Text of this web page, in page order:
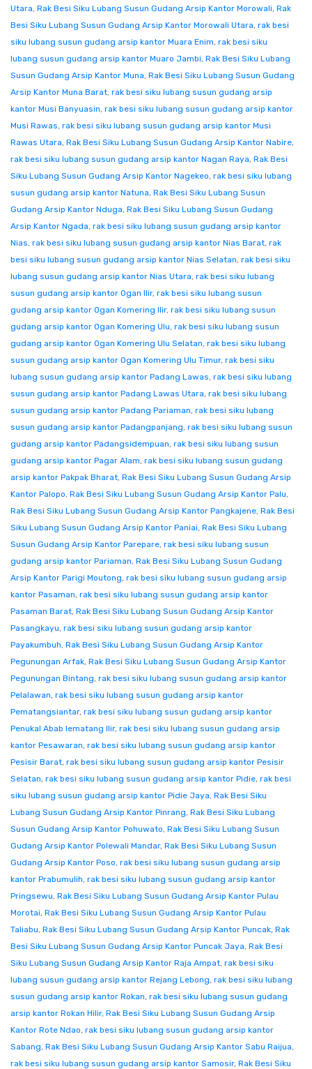
Utara, Rak Besi Siku Lubang Susun Gudang Arsip Kantor Morowali, Rak
Besi Siku Lubang Susun Gudang Arsip Kantor Morowali Utara, rak besi
siku lubang susun gudang arsip kantor Muara Enim, rak besi siku
lubang susun gudang arsip kantor Muaro Jambi, Rak Besi Siku Lubang
Susun Gudang Arsip Kantor Muna, Rak Besi Siku Lubang Susun Gudang
Arsip Kantor Muna Barat, rak besi siku lubang susun gudang arsip
kantor Musi Banyuasin, rak besi siku lubang susun gudang arsip kantor
Musi Rawas, rak besi siku lubang susun gudang arsip kantor Musi
Rawas Utara, Rak Besi Siku Lubang Susun Gudang Arsip Kantor Nabire,
rak besi siku lubang susun gudang arsip kantor Nagan Raya, Rak Besi
Siku Lubang Susun Gudang Arsip Kantor Nagekeo, rak besi siku lubang
susun gudang arsip kantor Natuna, Rak Besi Siku Lubang Susun
Gudang Arsip Kantor Nduga, Rak Besi Siku Lubang Susun Gudang
Arsip Kantor Ngada, rak besi siku lubang susun gudang arsip kantor
Nias, rak besi siku lubang susun gudang arsip kantor Nias Barat, rak
besi siku lubang susun gudang arsip kantor Nias Selatan, rak besi siku
lubang susun gudang arsip kantor Nias Utara, rak besi siku lubang
susun gudang arsip kantor Ogan Ilir, rak besi siku lubang susun
gudang arsip kantor Ogan Komering Ilir, rak besi siku lubang susun
gudang arsip kantor Ogan Komering Ulu, rak besi siku lubang susun
gudang arsip kantor Ogan Komering Ulu Selatan, rak besi siku lubang
susun gudang arsip kantor Ogan Komering Ulu Timur, rak besi siku
lubang susun gudang arsip kantor Padang Lawas, rak besi siku lubang
susun gudang arsip kantor Padang Lawas Utara, rak besi siku lubang
susun gudang arsip kantor Padang Pariaman, rak besi siku lubang
susun gudang arsip kantor Padangpanjang, rak besi siku lubang susun
gudang arsip kantor Padangsidempuan, rak besi siku lubang susun
gudang arsip kantor Pagar Alam, rak besi siku lubang susun gudang
arsip kantor Pakpak Bharat, Rak Besi Siku Lubang Susun Gudang Arsip
Kantor Palopo, Rak Besi Siku Lubang Susun Gudang Arsip Kantor Palu,
Rak Besi Siku Lubang Susun Gudang Arsip Kantor Pangkajene, Rak Besi
Siku Lubang Susun Gudang Arsip Kantor Paniai, Rak Besi Siku Lubang
Susun Gudang Arsip Kantor Parepare, rak besi siku lubang susun
gudang arsip kantor Pariaman, Rak Besi Siku Lubang Susun Gudang
Arsip Kantor Parigi Moutong, rak besi siku lubang susun gudang arsip
kantor Pasaman, rak besi siku lubang susun gudang arsip kantor
Pasaman Barat, Rak Besi Siku Lubang Susun Gudang Arsip Kantor
Pasangkayu, rak besi siku lubang susun gudang arsip kantor
Payakumbuh, Rak Besi Siku Lubang Susun Gudang Arsip Kantor
Pegunungan Arfak, Rak Besi Siku Lubang Susun Gudang Arsip Kantor
Pegunungan Bintang, rak besi siku lubang susun gudang arsip kantor
Pelalawan, rak besi siku lubang susun gudang arsip kantor
Pematangsiantar, rak besi siku lubang susun gudang arsip kantor
Penukal Abab lematang Ilir, rak besi siku lubang susun gudang arsip
kantor Pesawaran, rak besi siku lubang susun gudang arsip kantor
Pesisir Barat, rak besi siku lubang susun gudang arsip kantor Pesisir
Selatan, rak besi siku lubang susun gudang arsip kantor Pidie, rak besi
siku lubang susun gudang arsip kantor Pidie Jaya, Rak Besi Siku
Lubang Susun Gudang Arsip Kantor Pinrang, Rak Besi Siku Lubang
Susun Gudang Arsip Kantor Pohuwato, Rak Besi Siku Lubang Susun
Gudang Arsip Kantor Polewali Mandar, Rak Besi Siku Lubang Susun
Gudang Arsip Kantor Poso, rak besi siku lubang susun gudang arsip
kantor Prabumulih, rak besi siku lubang susun gudang arsip kantor
Pringsewu, Rak Besi Siku Lubang Susun Gudang Arsip Kantor Pulau
Morotai, Rak Besi Siku Lubang Susun Gudang Arsip Kantor Pulau
Taliabu, Rak Besi Siku Lubang Susun Gudang Arsip Kantor Puncak, Rak
Besi Siku Lubang Susun Gudang Arsip Kantor Puncak Jaya, Rak Besi
Siku Lubang Susun Gudang Arsip Kantor Raja Ampat, rak besi siku
lubang susun gudang arsip kantor Rejang Lebong, rak besi siku lubang
susun gudang arsip kantor Rokan, rak besi siku lubang susun gudang
arsip kantor Rokan Hilir, Rak Besi Siku Lubang Susun Gudang Arsip
Kantor Rote Ndao, rak besi siku lubang susun gudang arsip kantor
Sabang, Rak Besi Siku Lubang Susun Gudang Arsip Kantor Sabu Raijua,
rak besi siku lubang susun gudang arsip kantor Samosir, Rak Besi Siku